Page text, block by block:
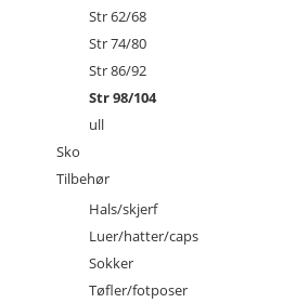
Str 62/68
Str 74/80
Str 86/92
Str 98/104
ull
Sko
Tilbehør
Hals/skjerf
Luer/hatter/caps
Sokker
Tøfler/fotposer